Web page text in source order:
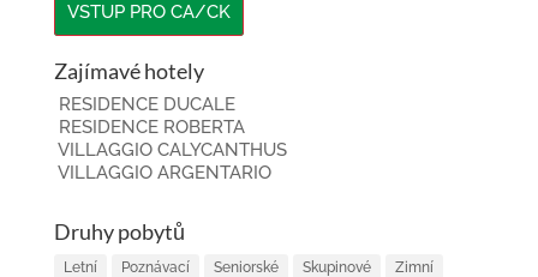
VSTUP PRO CA/CK
Zajímavé hotely
RESIDENCE DUCALE
RESIDENCE ROBERTA
VILLAGGIO CALYCANTHUS
VILLAGGIO ARGENTARIO
Druhy pobytů
Letní Poznávací Seniorské Skupinové Zimní